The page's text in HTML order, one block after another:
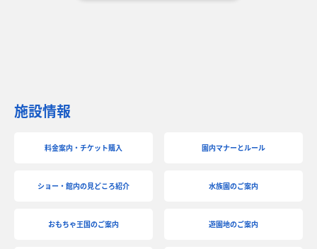
施設情報
料金案内・チケット購入 園内マナーとルール
ショー・館内の見どころ紹介 水族園のご案内
おもちゃ王国のご案内 遊園地のご案内